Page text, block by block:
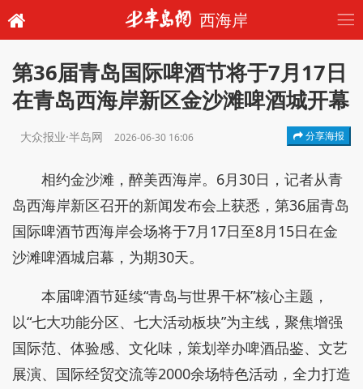
西海岸
第36届青岛国际啤酒节将于7月17日
在青岛西海岸新区金沙滩啤酒城开幕
大众报业·半岛网 2026-06-30 16:06 分享海报
相约金沙滩，醉美西海岸。6月30日，记者从青
岛西海岸新区召开的新闻发布会上获悉，第36届青岛
国际啤酒节西海岸会场将于7月17日至8月15日在金
沙滩啤酒城启幕，为期30天。
本届啤酒节延续“青岛与世界干杯”核心主题，
以“七大功能分区、七大活动板块”为主线，聚焦增强
国际范、体验感、文化味，策划举办啤酒品鉴、文艺
展演、国际经贸交流等2000余场特色活动，全力打造